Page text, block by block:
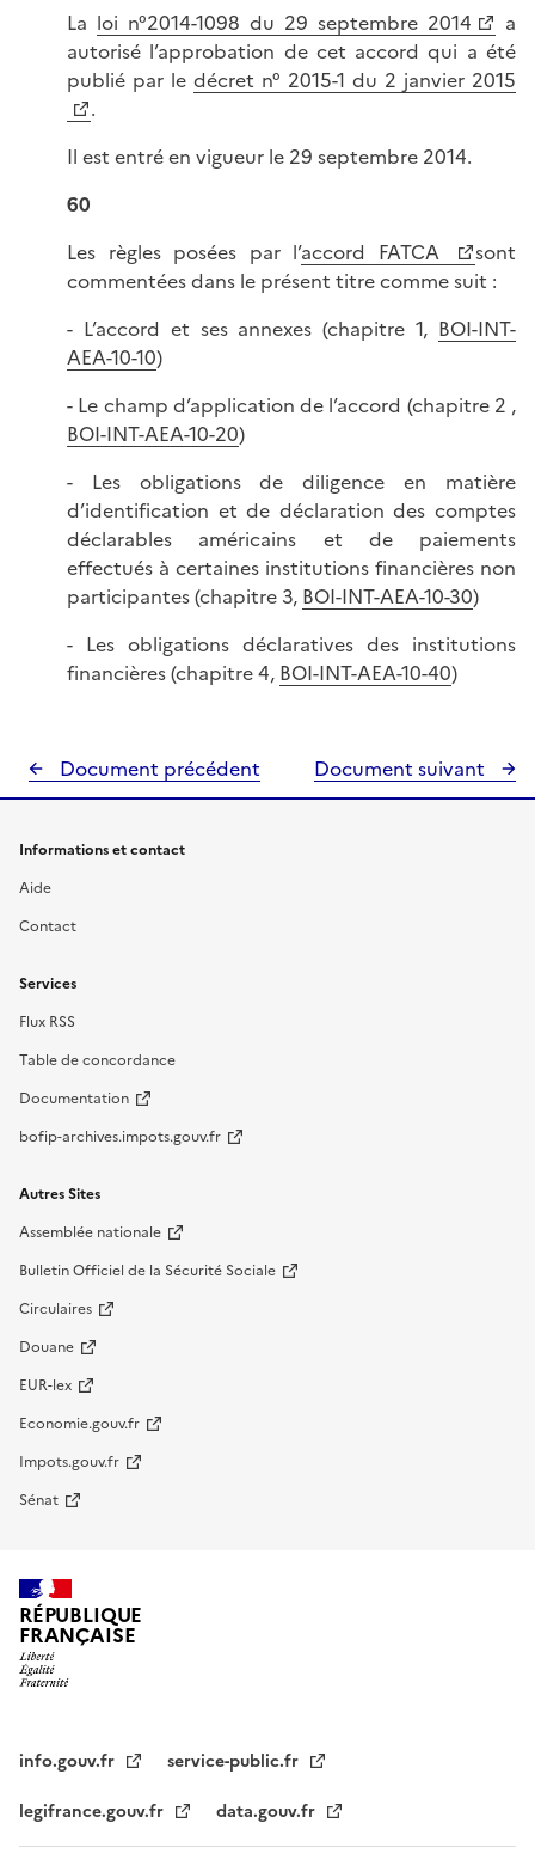
La loi n°2014-1098 du 29 septembre 2014
a
autorisé l’approbation de cet accord qui a été
publié par le décret n° 2015-1 du 2 janvier 2015
.
Il est entré en vigueur le 29 septembre 2014.
60
Les règles posées par l’accord FATCA
sont
commentées dans le présent titre comme suit :
- L’accord et ses annexes (chapitre 1, BOI-INT-
AEA-10-10)
- Le champ d’application de l’accord (chapitre 2 ,
BOI-INT-AEA-10-20)
- Les obligations de diligence en matière
d’identification et de déclaration des comptes
déclarables américains et de paiements
effectués à certaines institutions financières non
participantes (chapitre 3, BOI-INT-AEA-10-30)
- Les obligations déclaratives des institutions
financières (chapitre 4, BOI-INT-AEA-10-40)
Document précédent Document suivant
Informations et contact
Aide
Contact
Services
Flux RSS
Table de concordance
Documentation
bofip-archives.impots.gouv.fr
Autres Sites
Assemblée nationale
Bulletin Officiel de la Sécurité Sociale
Circulaires
Douane
EUR-lex
Economie.gouv.fr
Impots.gouv.fr
Sénat
RÉPUBLIQUE
FRANÇAISE
info.gouv.fr
service-public.fr
legifrance.gouv.fr
data.gouv.fr